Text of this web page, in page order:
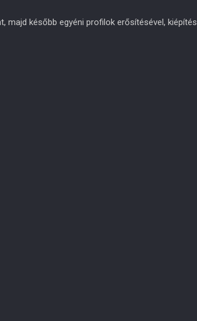
később egyéni profilok erősítésével,